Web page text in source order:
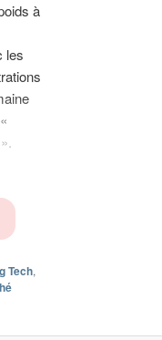
à
les
Tech,